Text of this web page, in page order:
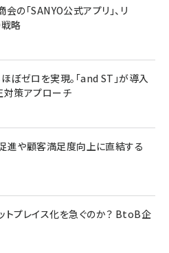
の「SANYO公式アプリ」、リ
略
ゼロを実現。「and ST」が導入
策アプローチ
進や顧客満足度向上に直結する
トプレイス化を急ぐのか？ BtoB企